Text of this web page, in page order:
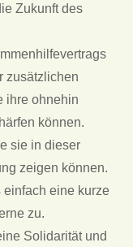
Zukunft des
zusätzlichen
ihre ohnehin
können.
sie in dieser
zeigen können.
einfach eine kurze
zu.
Solidarität und